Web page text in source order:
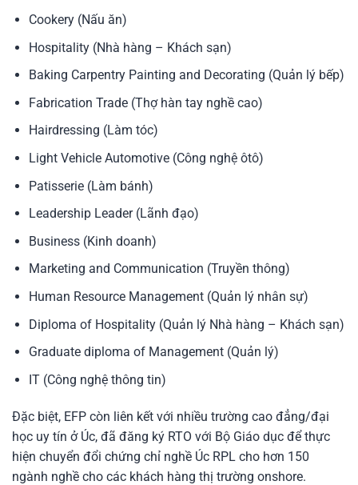
Cookery (Nấu ăn)
Hospitality (Nhà hàng – Khách sạn)
Baking Carpentry Painting and Decorating (Quản lý bếp)
Fabrication Trade (Thợ hàn tay nghề cao)
Hairdressing (Làm tóc)
Light Vehicle Automotive (Công nghệ ôtô)
Patisserie (Làm bánh)
Leadership Leader (Lãnh đạo)
Business (Kinh doanh)
Marketing and Communication (Truyền thông)
Human Resource Management (Quản lý nhân sự)
Diploma of Hospitality (Quản lý Nhà hàng – Khách sạn)
Graduate diploma of Management (Quản lý)
IT (Công nghệ thông tin)
Đặc biệt, EFP còn liên kết với nhiều trường cao đẳng/đại
học uy tín ở Úc, đã đăng ký RTO với Bộ Giáo dục để thực
hiện chuyển đổi chứng chỉ nghề Úc RPL cho hơn 150
ngành nghề cho các khách hàng thị trường onshore.